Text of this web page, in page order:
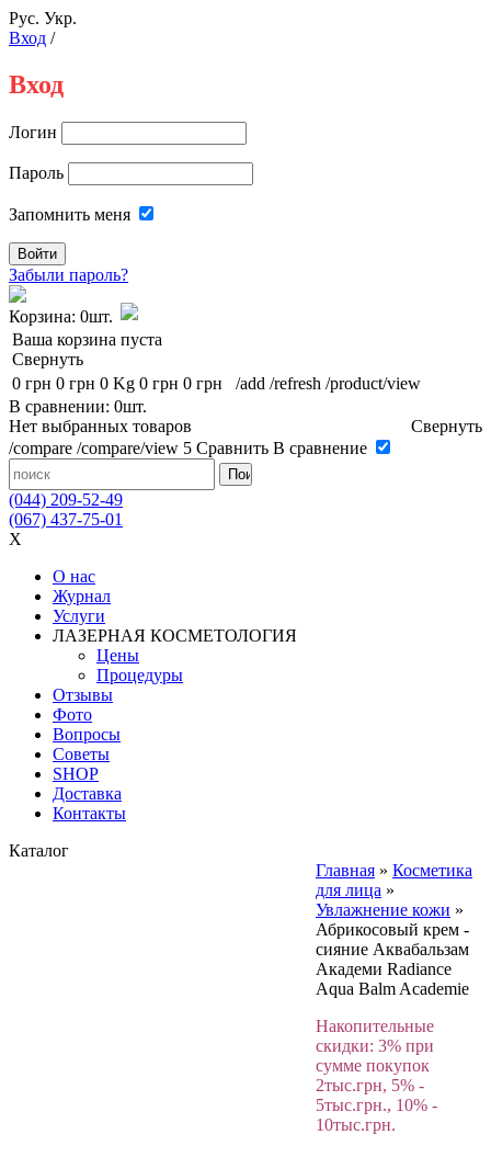
Рус. Укр.
Вход /
Вход
Логин
Пароль
Запомнить меня
Забыли пароль?
Корзина: 0шт.
Ваша корзина пуста
Свернуть
0 грн 0 грн 0 Kg 0 грн 0 грн /add /refresh /product/view
В сравнении: 0шт.
Нет выбранных товаров
Свернуть
/compare /compare/view 5 Сравнить В сравнение
(044) 209-52-49
(067) 437-75-01
X
О нас
Журнал
Услуги
ЛАЗЕРНАЯ КОСМЕТОЛОГИЯ
Цены
Процедуры
Отзывы
Фото
Вопросы
Советы
SHOP
Доставка
Контакты
Каталог
Главная » Косметика
для лица »
Увлажнение кожи »
Абрикосовый крем -
сияние Аквабальзам
Академи Radiance
Aqua Balm Academie
Накопительные
скидки: 3% при
сумме покупок
2тыс.грн, 5% -
5тыс.грн., 10% -
10тыс.грн.